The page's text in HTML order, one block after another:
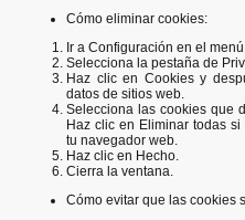
Cómo eliminar cookies:
Ir a Configuración en el
Selecciona la pestaña de
Haz clic en Cookies y
datos de sitios web.
Selecciona las cookies que
Haz clic en Eliminar todas
tu navegador web.
Haz clic en Hecho.
Cierra la ventana.
Cómo evitar que las cookies